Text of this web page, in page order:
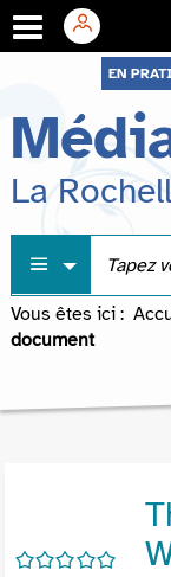
menu
contenu
recherche
EN
La
Vous êtes ici :
document
/5